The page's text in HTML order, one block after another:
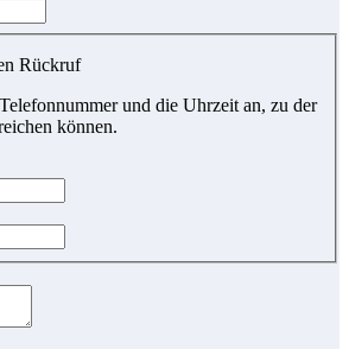
Rückruf
und die Uhrzeit an, zu der
können.